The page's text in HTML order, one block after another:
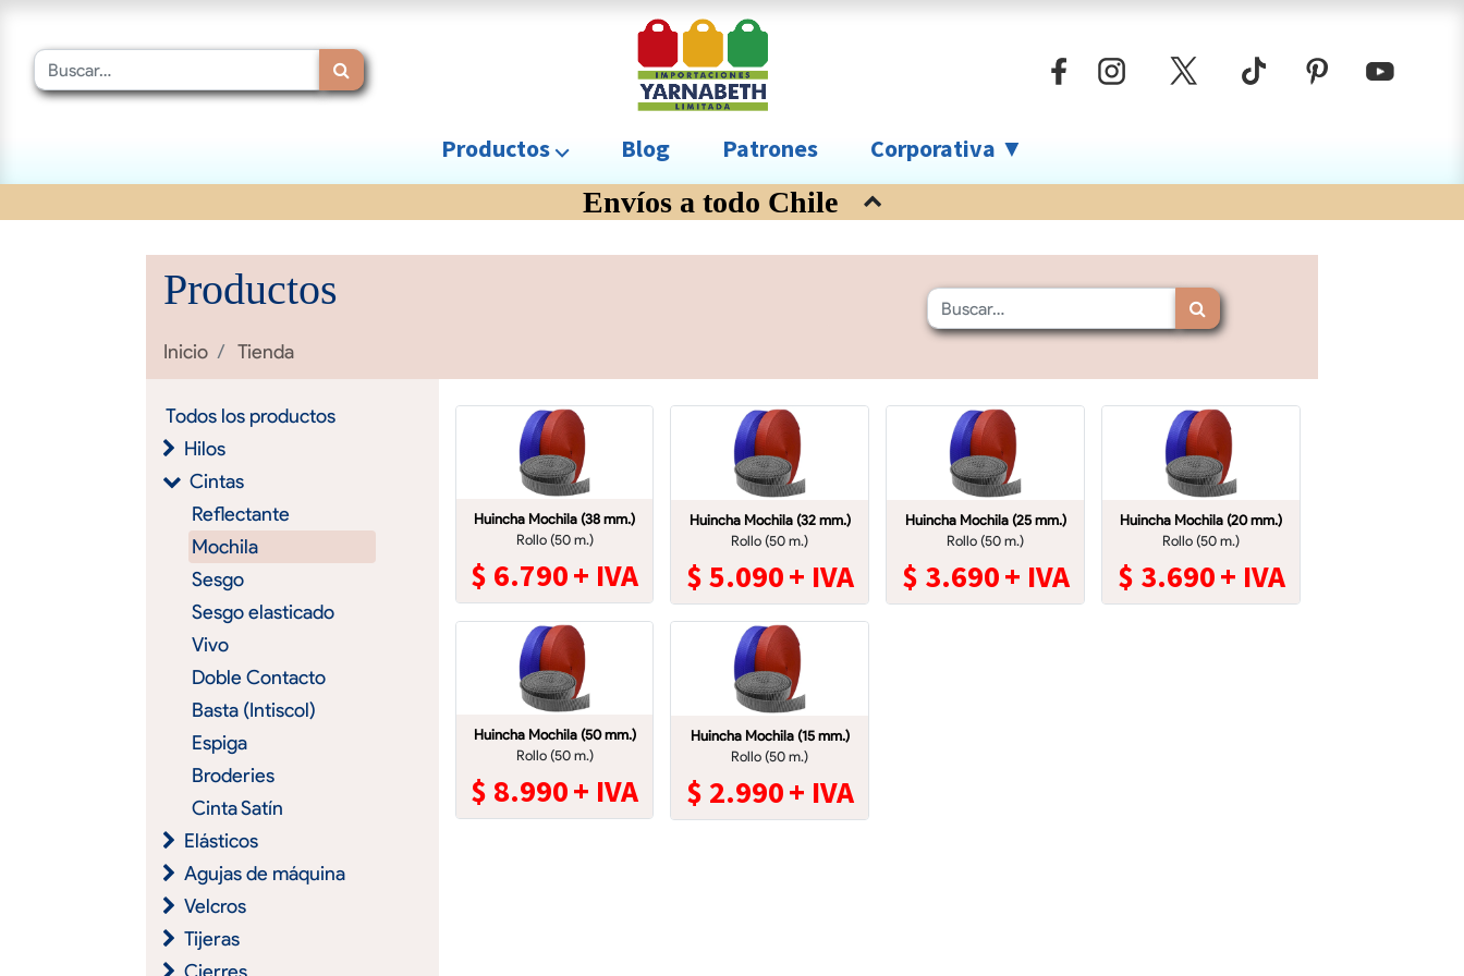
Productos ⌵ Blog Patrones Corporativa ▼
Envíos a todo Chile
Productos
Inicio Tienda
Todos los productos
Hilos
Cintas
Reflectante
Mochila
Sesgo
Sesgo elasticado
Vivo
Doble Contacto
Basta (Intiscol)
Espiga
Broderies
Cinta Satín
Elásticos
Agujas de máquina
Velcros
Tijeras
Cierres
Huincha Mochila (38 mm.)
Rollo (50 m.)
$ 6.790+ IVA
Huincha Mochila (32 mm.)
Rollo (50 m.)
$5.090+ IVA
Huincha Mochila (25 mm.)
Rollo (50 m.)
$ 3.690+ IVA
Huincha Mochila (20 mm.)
Rollo (50 m.)
$ 3.690+ IVA
Huincha Mochila (50 mm.)
Rollo (50 m.)
$ 8.990+ IVA
Huincha Mochila (15 mm.)
Rollo (50 m.)
$ 2.990+ IVA